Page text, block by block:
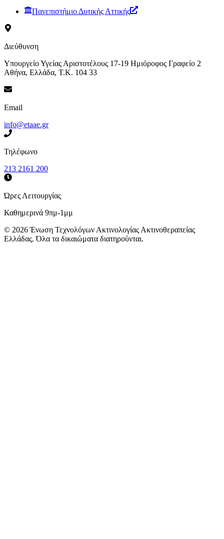
Πανεπιστήμιο Δυτικής Αττικής
Διεύθυνση
Υπουργείο Υγείας Αριστοτέλους 17-19 Ημιόροφος Γραφείο 2
Αθήνα, Ελλάδα, Τ.Κ. 104 33
Email
info@etaae.gr
Τηλέφωνο
213 2161 200
Ώρες Λειτουργίας
Καθημερινά 9πμ-1μμ
© 2026Ένωση Τεχνολόγων Ακτινολογίας Ακτινοθεραπείας
Ελλάδας. Όλα τα δικαιώματα διατηρούνται.